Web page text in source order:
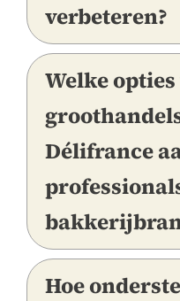
verbeteren?
Welke
Délifrance
Hoe